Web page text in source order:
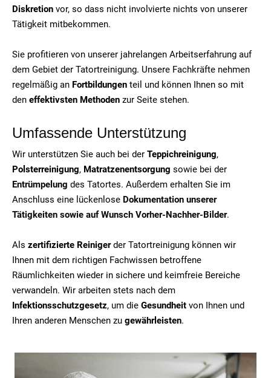
Diskretion vor, so dass nicht involvierte nichts von unserer
Tätigkeit mitbekommen.
Sie profitieren von unserer jahrelangen Arbeitserfahrung auf
dem Gebiet der Tatortreinigung. Unsere Fachkräfte nehmen
regelmäßig an Fortbildungen teil und können Ihnen so mit
den effektivsten Methoden zur Seite stehen.
Umfassende Unterstützung
Wir unterstützen Sie auch bei der Teppichreinigung,
Polsterreinigung, Matratzenentsorgung sowie bei der
Entrümpelung des Tatortes. Außerdem erhalten Sie im
Anschluss eine lückenlose Dokumentation unserer
Tätigkeiten sowie auf Wunsch Vorher-Nachher-Bilder.
Als zertifizierte Reinigerder Tatortreinigung können wir
Ihnen mit dem richtigen Fachwissen betroffene
Räumlichkeiten wieder in sichere und keimfreie Bereiche
verwandeln. Wir arbeiten stets nach dem
Infektionsschutzgesetz, um die Gesundheit von Ihnen und
Ihren anderen Menschen zu gewährleisten.